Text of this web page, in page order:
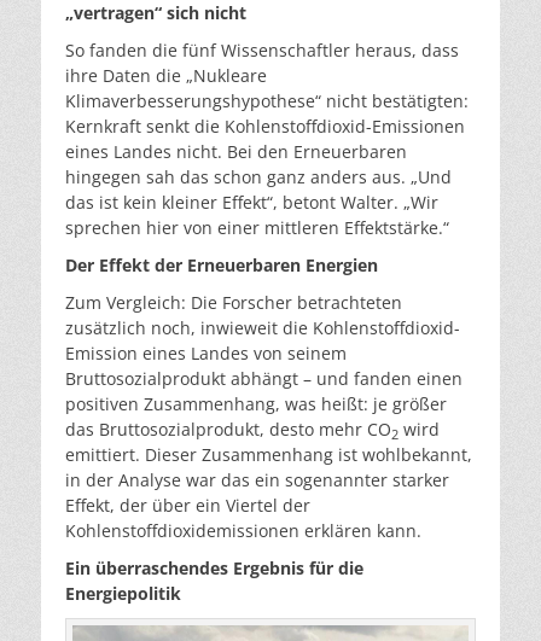
„vertragen“ sich nicht
So fanden die fünf Wissenschaftler heraus, dass
ihre Daten die „Nukleare
Klimaverbesserungshypothese“ nicht bestätigten:
Kernkraft senkt die Kohlenstoffdioxid-Emissionen
eines Landes nicht. Bei den Erneuerbaren
hingegen sah das schon ganz anders aus. „Und
das ist kein kleiner Effekt“, betont Walter. „Wir
sprechen hier von einer mittleren Effektstärke.“
Der Effekt der Erneuerbaren Energien
Zum Vergleich: Die Forscher betrachteten
zusätzlich noch, inwieweit die Kohlenstoffdioxid-
Emission eines Landes von seinem
Bruttosozialprodukt abhängt – und fanden einen
positiven Zusammenhang, was heißt: je größer
das Bruttosozialprodukt, desto mehr CO2 wird
emittiert. Dieser Zusammenhang ist wohlbekannt,
in der Analyse war das ein sogenannter starker
Effekt, der über ein Viertel der
Kohlenstoffdioxidemissionen erklären kann.
Ein überraschendes Ergebnis für die
Energiepolitik